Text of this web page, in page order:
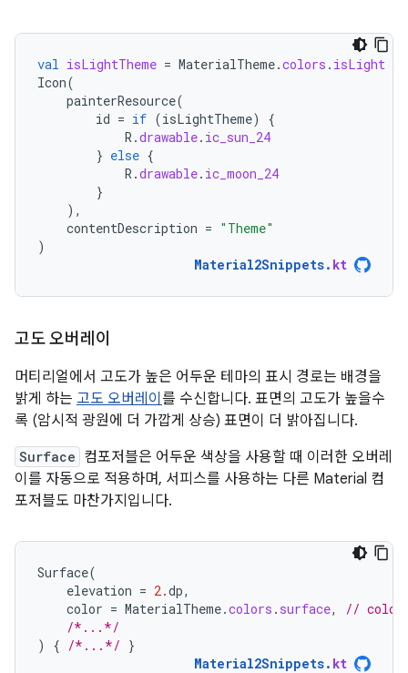
val isLightTheme = MaterialTheme.colors . isLight
Icon(
painterResource(
id = if (isLightTheme)
{
R .drawable. ic_sun_24
} else {
R .drawable. ic_moon_24
}
),
contentDescription = "Theme"
)
Material2Snippets. kt
고도 오버레이
머티리얼에서 고도가 높은 어두운 테마의 표시 경로는 배경을
밝게 하는 고도 오버레이 를 수신합니다. 표면의 고도가 높을수
록 (암시적 광원에 더 가깝게 상승) 표면이 더 밝아집니다.
Surface 컴포저블은 어두운 색상을 사용할 때 이러한 오버레
이를 자동으로 적용하며, 서피스를 사용하는 다른 Material 컴
포저블도 마찬가지입니다.
Surface(
elevation = 2.dp,
color = MaterialTheme.colors . surface,
// color
/*...*/
)
{ /*...*/ }
Material2Snippets. kt